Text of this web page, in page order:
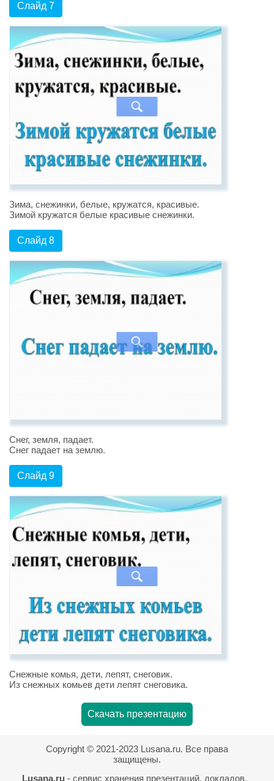
Слайд 7
Зима, снежинки, белые, кружатся, красивые.
Зимой кружатся белые красивые снежинки.
Слайд 8
Снег, земля, падает.
Снег падает на землю.
Слайд 9
Снежные комья, дети, лепят, снеговик.
Из снежных комьев дети лепят снеговика.
Скачать презентацию
Copyright © 2021-2023 Lusana.ru. Все права
защищены.
Lusana.ru - сервис хранения презентаций, докладов,